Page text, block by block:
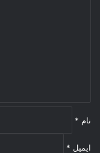
نام *
ایمیل *